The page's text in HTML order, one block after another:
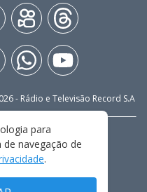
- Rádio e Televisão Record S.A
PRIVACIDADE
DE USO
para
navegação de
.